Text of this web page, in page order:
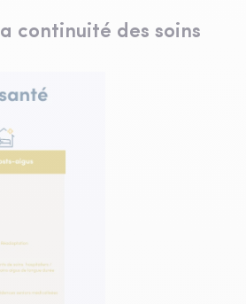
continuité des soins